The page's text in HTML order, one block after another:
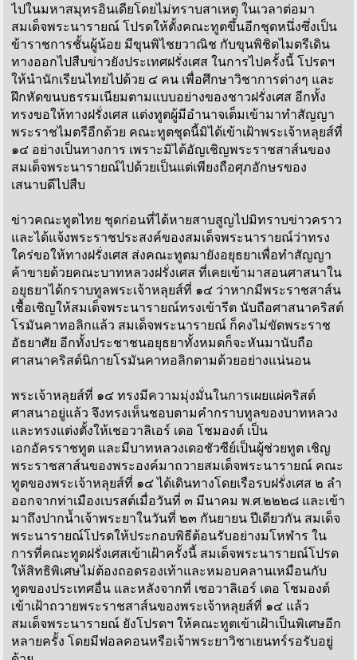
ไปในมหาสมุทรอินเดียโดยไม่ทราบสาเหตุ ในเวลาต่อมา
สมเด็จพระนารายณ์ โปรดให้ตั้งคณะทูตขึ้นอีกชุดหนึ่งซึ่งเป็น
ข้าราชการชั้นผู้น้อย มีขุนพิไชยวาณิช กับขุนพิชิตไมตรีเดิน
ทางออกไปสืบข่าวยังประเทศฝรั่งเศส ในการไปครั้งนี้ โปรดฯ
ให้นำนักเรียนไทยไปด้วย ๔ คน เพื่อศึกษาวิชาการต่างๆ และ
ฝึกหัดขนบธรรมเนียมตามแบบอย่างของชาวฝรั่งเศส อีกทั้ง
ทรงขอให้ทางฝรั่งเศส แต่งทูตผู้มีอำนาจเต็มเข้ามาทำสัญญา
พระราชไมตรีอีกด้วย คณะทูตชุดนี้มิได้เข้าเฝ้าพระเจ้าหลุยส์ที่
๑๔ อย่างเป็นทางการ เพราะมิได้อัญเชิญพระราชสาส์นของ
สมเด็จพระนารายณ์ไปด้วยเป็นแต่เพียงถือศุภอักษรของ
เสนาบดีไปสืบ
ข่าวคณะทูตไทย ชุดก่อนที่ได้หายสาบสูญไปมิทราบข่าวคราว
และได้แจ้งพระราชประสงค์ของสมเด็จพระนารายณ์ว่าทรง
ใคร่ขอให้ทางฝรั่งเศส ส่งคณะทูตมายังอยุธยาเพื่อทำสัญญา
ค้าขายด้วยคณะบาทหลวงฝรั่งเศส ที่เคยเข้ามาสอนศาสนาใน
อยุธยาได้กราบทูลพระเจ้าหลุยส์ที่ ๑๔ ว่าหากมีพระราชสาส์น
เชื้อเชิญให้สมเด็จพระนารายณ์ทรงเข้ารีต นับถือศาสนาคริสต์
โรมันคาทอลิกแล้ว สมเด็จพระนารายณ์ ก็คงไม่ขัดพระราช
อัธยาศัย อีกทั้งประชาชนอยุธยาทั้งหมดก็จะหันมานับถือ
ศาสนาคริสต์นิกายโรมันคาทอลิกตามด้วยอย่างแน่นอน
พระเจ้าหลุยส์ที่ ๑๔ ทรงมีความมุ่งมั่นในการเผยแผ่คริสต์
ศาสนาอยู่แล้ว จึงทรงเห็นชอบตามคำกราบทูลของบาทหลวง
และทรงแต่งตั้งให้เชอวาลิเอร์ เดอ โชมองต์ เป็น
เอกอัครราชทูต และมีบาทหลวงเดอชัวซีย์เป็นผู้ช่วยทูต เชิญ
พระราชสาส์นของพระองค์มาถวายสมเด็จพระนารายณ์ คณะ
ทูตของพระเจ้าหลุยส์ที่ ๑๔ ได้เดินทางโดยเรือรบฝรั่งเศส ๒ ลำ
ออกจากท่าเมืองเบรสต์เมื่อวันที่ ๓ มีนาคม พ.ศ.๒๒๒๘ และเข้า
มาถึงปากน้ำเจ้าพระยาในวันที่ ๒๓ กันยายน ปีเดียวกัน สมเด็จ
พระนารายณ์โปรดให้ประกอบพิธีต้อนรับอย่างมโหฬาร ใน
การที่คณะทูตฝรั่งเศสเข้าเฝ้าครั้งนี้ สมเด็จพระนารายณ์โปรด
ให้สิทธิพิเศษไม่ต้องถอดรองเท้าและหมอบคลานเหมือนกับ
ทูตของประเทศอื่น และหลังจากที่ เชอวาลิเอร์ เดอ โชมองต์
เข้าเฝ้าถวายพระราชสาส์นของพระเจ้าหลุยส์ที่ ๑๔ แล้ว
สมเด็จพระนารายณ์ ยังโปรดฯ ให้คณะทูตเข้าเฝ้าเป็นพิเศษอีก
หลายครั้ง โดยมีฟอลคอนหรือเจ้าพระยาวิชาเยนทร์รอรับอยู่